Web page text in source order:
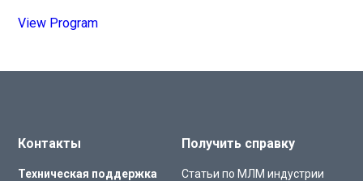
View Program
Контакты
Техническая поддержка
Получить справку
Статьи по МЛМ индустрии